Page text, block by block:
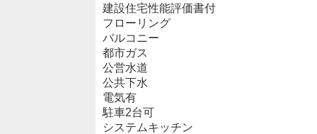
建設住宅性能評価書付
フローリング
バルコニー
都市ガス
公営水道
公共下水
電気有
駐車2台可
システムキッチン